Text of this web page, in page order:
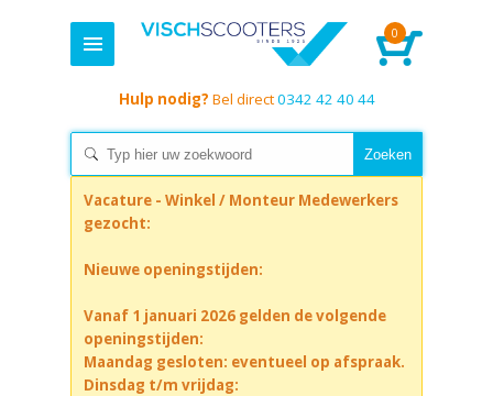
0
Hulp nodig? Bel direct0342 42 40 44
Vacature - Winkel / Monteur Medewerkers
gezocht:
Nieuwe openingstijden:
Vanaf 1 januari 2026 gelden de volgende
openingstijden:
Maandag gesloten: eventueel op afspraak.
Dinsdag t/m vrijdag: